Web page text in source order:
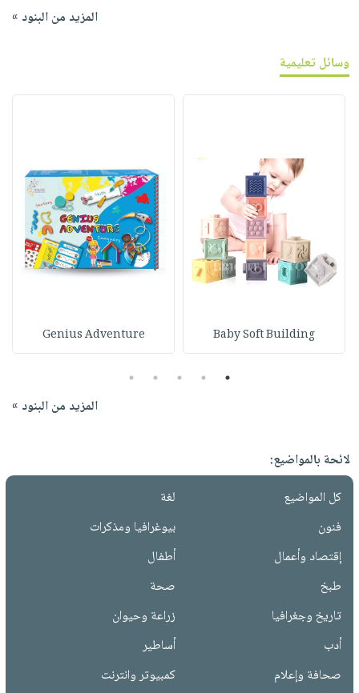
المزيد من البنود »
وسائل تعليمية
Baby Soft Building
Genius Adventure
1
2
3
4
5
المزيد من البنود »
لائحة بالمواضيع:
كل المواضيع
لغة
فنون
بيوغرافيا ومذكرات
إقتصاد وأعمال
أطفال
طبخ
صحة
تاريخ وجغرافيا
زراعة وحيوان
أدب
أساطير
صحافة وإعلام
كمبيوتر وانترنت